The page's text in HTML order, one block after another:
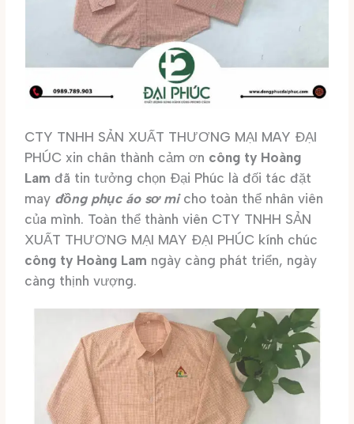
CTY TNHH SẢN XUẤT THƯƠNG MẠI MAY ĐẠI
PHÚC xin chân thành cảm ơn công ty Hoàng
Lam đã tin tưởng chọn Đại Phúc là đối tác đặt
may đồng phục áo sơ mi cho toàn thể nhân viên
của mình. Toàn thể thành viên CTY TNHH SẢN
XUẤT THƯƠNG MẠI MAY ĐẠI PHÚC kính chúc
công ty Hoàng Lam ngày càng phát triển, ngày
càng thịnh vượng.